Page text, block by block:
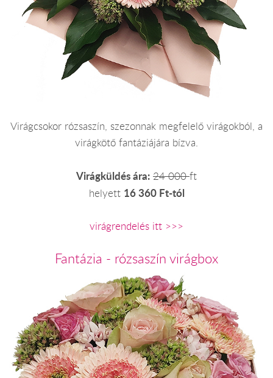
Virágcsokor rózsaszín, szezonnak megfelelő virágokból, a
virágkötő fantáziájára bízva.
Virágküldés ára: 24 000ft
helyett 16 360 Ft-tól
virágrendelés itt >>>
Fantázia - rózsaszín virágbox